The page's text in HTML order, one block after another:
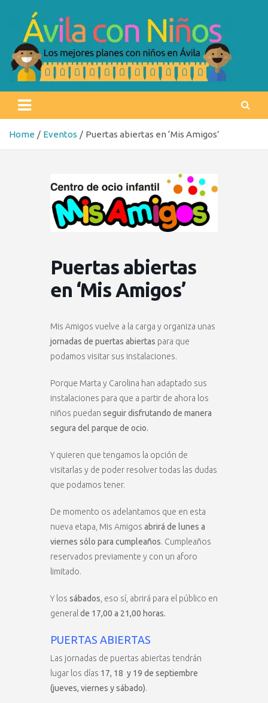
content
Ávila con niños
Home Eventos Puertas abiertas en ‘Mis Amigos’
Puertas abiertas
en ‘Mis Amigos’
Mis Amigos vuelve a la carga y organiza unas
jornadas de puertas abiertas para que
podamos visitar sus instalaciones.
Porque Marta y Carolina han adaptado sus
instalaciones para que a partir de ahora los
niños puedan seguir disfrutando de manera
segura del parque de ocio.
Y quieren que tengamos la opción de
visitarlas y de poder resolver todas las dudas
que podamos tener.
De momento os adelantamos que en esta
nueva etapa, Mis Amigos abrirá de lunes a
viernes sólo para cumpleaños. Cumpleaños
reservados previamente y con un aforo
limitado.
Y los sábados , eso sí, abrirá para el público en
general de 17,00 a 21,00 horas.
PUERTAS ABIERTAS
Las jornadas de puertas abiertas tendrán
lugar los días 17, 18 y 19 de septiembre
(jueves, viernes y sábado).